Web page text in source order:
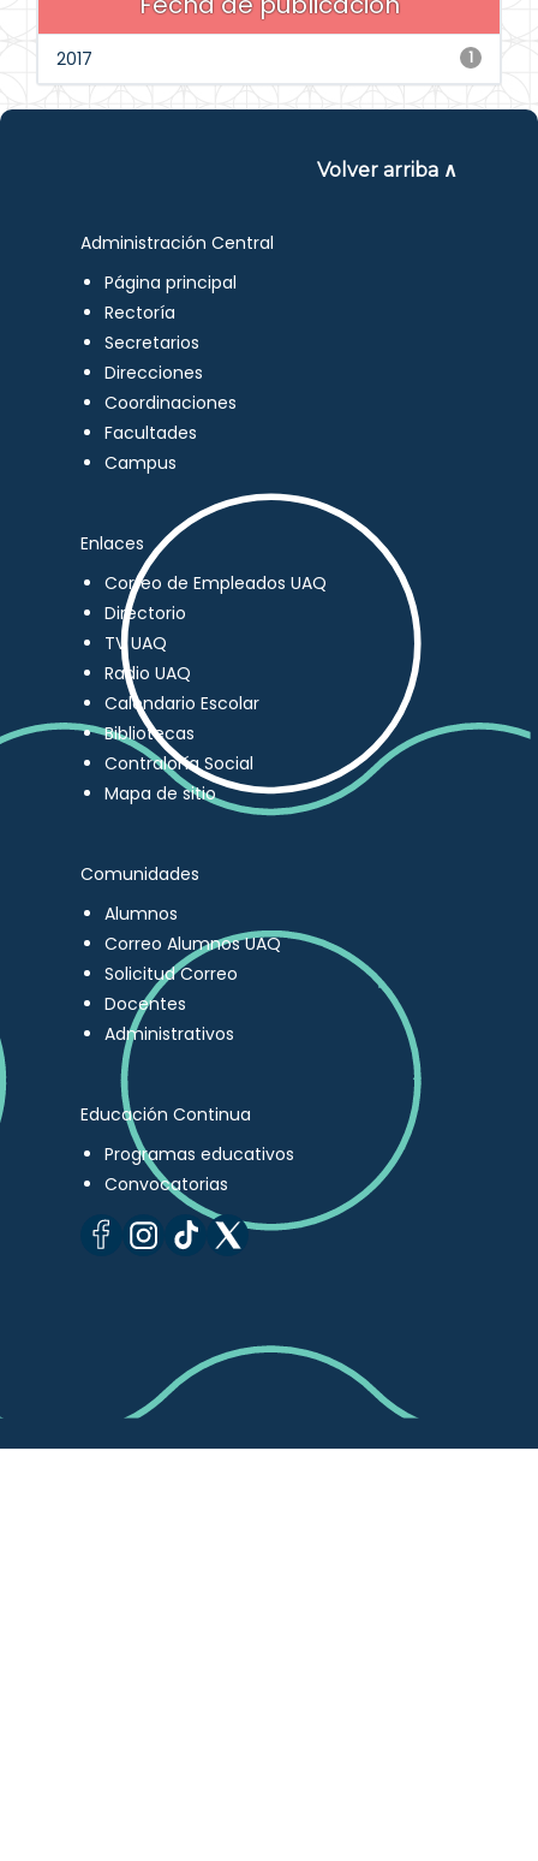
1
2017
Volver arriba ∧
Administración Central
Página principal
Rectoría
Secretarios
Direcciones
Coordinaciones
Facultades
Campus
Enlaces
Correo de Empleados UAQ
Directorio
TV UAQ
Radio UAQ
Calendario Escolar
Bibliotecas
Contraloría Social
Mapa de sitio
Comunidades
Alumnos
Correo Alumnos UAQ
Solicitud Correo
Docentes
Administrativos
Educación Continua
Programas educativos
Convocatorias